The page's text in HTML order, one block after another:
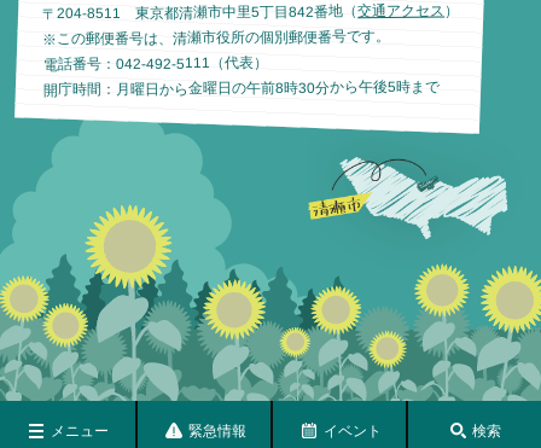
メニュー 緊急情報 イベント 検索
〒204-8511 東京都清瀬市中里5丁目842番地（交通アクセス ）
※この郵便番号は、清瀬市役所の個別郵便番号です。
電話番号：042-492-5111（代表）
開庁時間：月曜日から金曜日の午前8時30分から午後5時まで